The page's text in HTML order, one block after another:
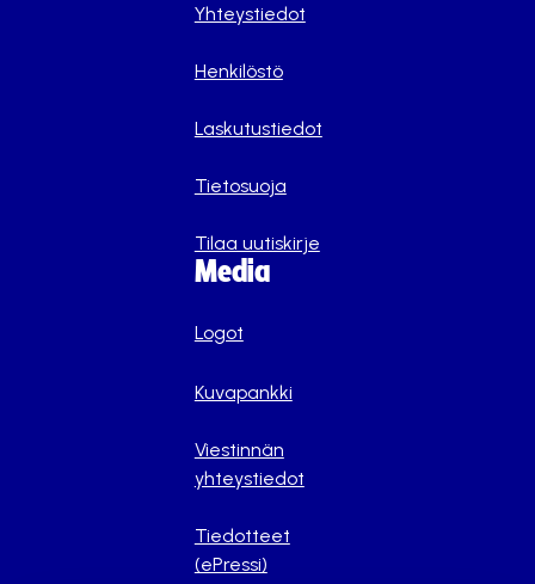
Yhteystiedot
Henkilöstö
Laskutustiedot
Tietosuoja
Tilaa uutiskirje
Media
Logot
Kuvapankki
Viestinnän
yhteystiedot
Tiedotteet
(ePressi)